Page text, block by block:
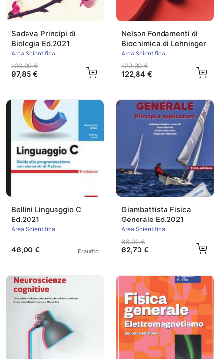
Sadava Principi di
Biologia Ed.2021
Area Scientifica
103,00 €
97,85 €
Nelson Fondamenti di
Biochimica di Lehninger
Area Scientifica
129,30 €
122,84 €
Bellini Linguaggio C
Ed.2021
Area Scientifica
46,00 € Esaurito
Giambattista Fisica
Generale Ed.2021
Area Scientifica
66,00 €
62,70 €